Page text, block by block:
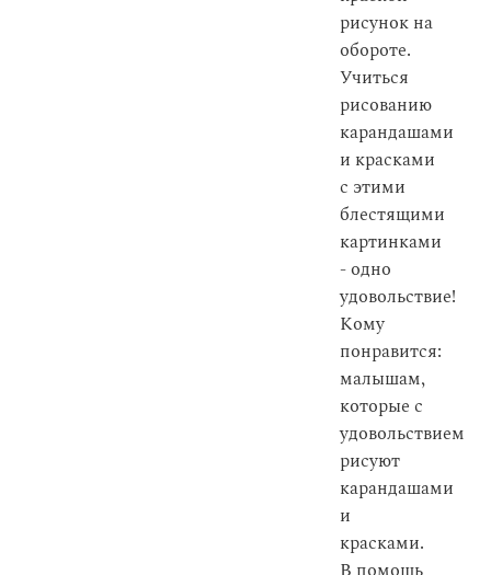
рисунок на
обороте.
Учиться
рисованию
карандашами
и красками
с этими
блестящими
картинками
- одно
удовольствие!
Кому
понравится:
малышам,
которые с
удовольствием
рисуют
карандашами
и
красками.